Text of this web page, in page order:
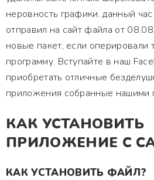
неровность графики. данный
отправил на сайт файла от
новые пакет, если оперировали
программу. Вступайте в наш
приобретать отличные
приложения собранные нашими
КАК УСТАНОВИТЬ
ПРИЛОЖЕНИЕ С
КАК УСТАНОВИТЬ ФАЙЛ?